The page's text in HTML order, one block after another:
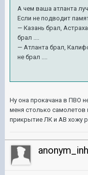
А чем ваша атланта
Если не подводит
— Казань брал,
брал ....
— Атланта брал,
не брал ....
Ну она прокачана в ПВО
меня столько самолетов
прикрытие ЛК и АВ хожу